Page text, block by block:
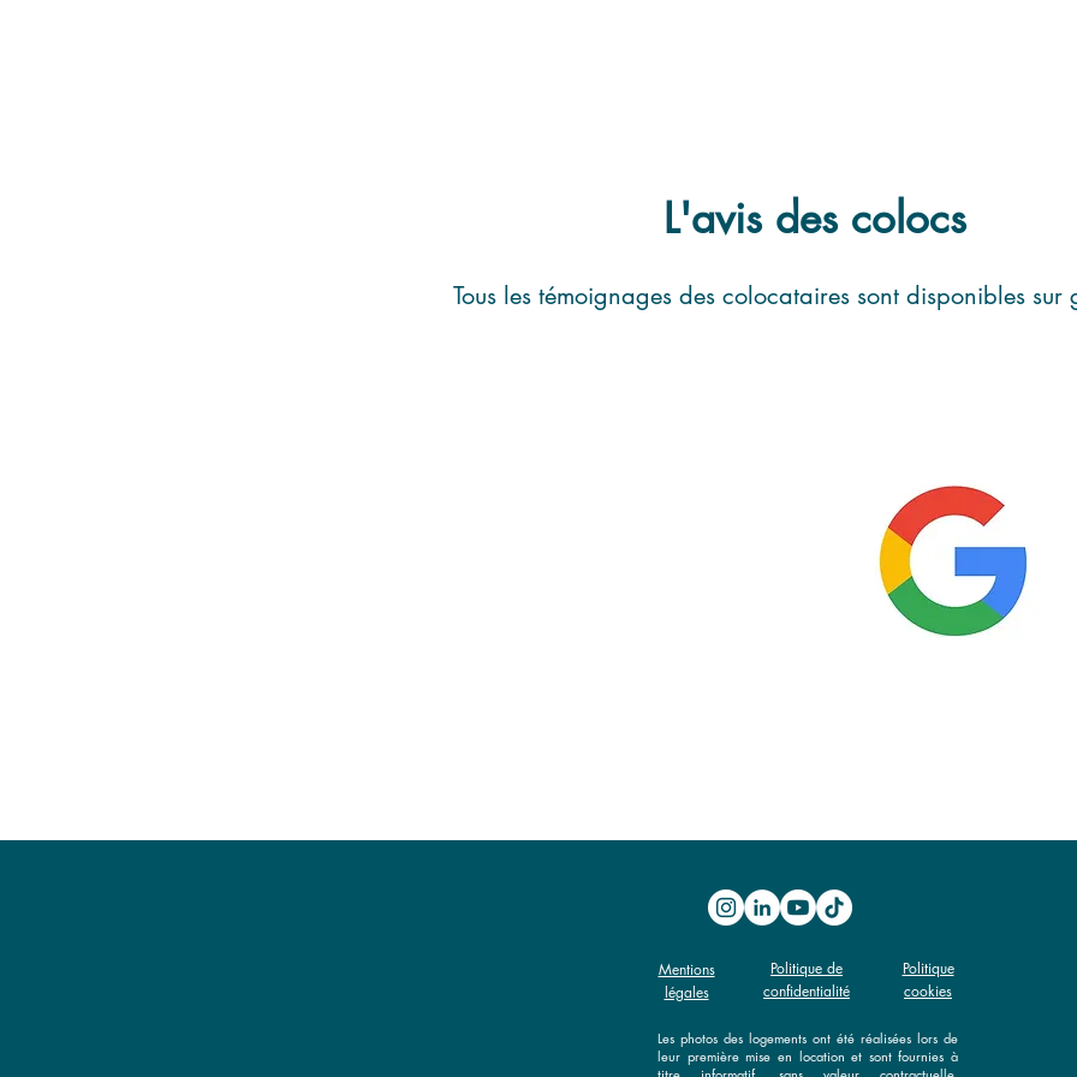
L'avis des colocs
Tous les témoignages des colocataires sont disponibles sur
Mentions
légales​
​Politique de
confidentialité​
Politique
cookies
​Les photos des logements ont été réalisées lors de
leur première mise en location et sont fournies à